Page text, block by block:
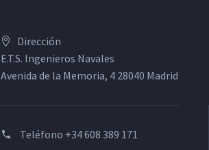
Dirección
E.T.S. Ingenieros Navales
Avenida de la Memoria, 4 28040 Madrid
Teléfono +34 608 389 171